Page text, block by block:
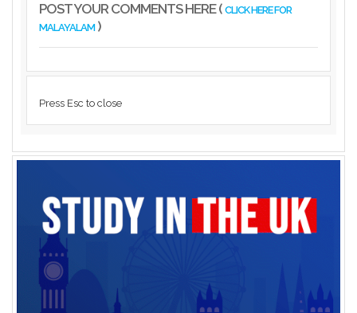
POST YOUR COMMENTS HERE ( CLICK HERE FOR
MALAYALAM)
Press Esc to close